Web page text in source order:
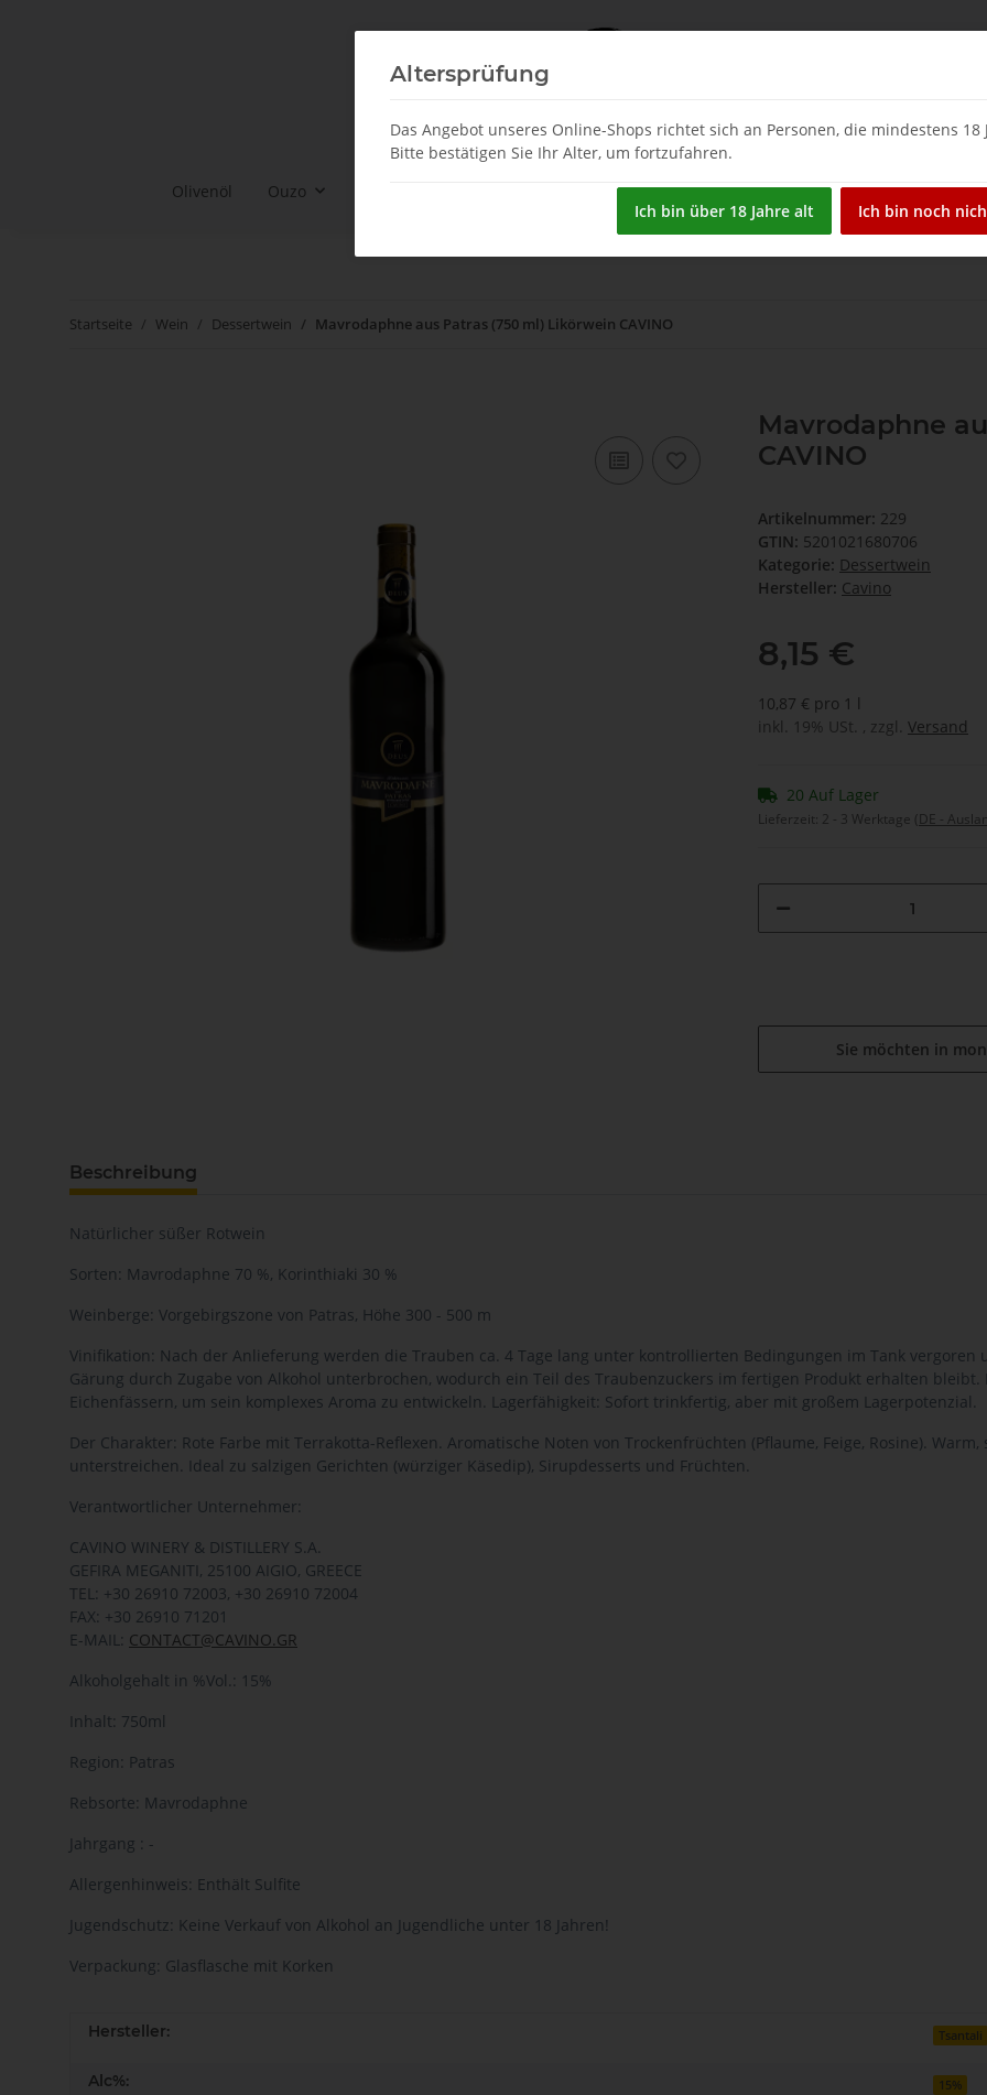
Olivenöl Ouzo Spirituosen Tsipouro & Tsikoudia
Startseite Wein Dessertwein Mavrodaphne aus Patras (750 ml) Likörwein CAVINO
Mavrodaphne
CAVINO
Artikelnummer: 229
GTIN: 5201021680706
Kategorie: Dessertwein
Hersteller: Cavino
8,15 €
10,87 € pro 1 l
inkl. 19% USt. , zzgl. Versand
20 Auf Lager
Lieferzeit: 2 - 3 Werktage (DE -
Sie möchten in
Beschreibung
Natürlicher süßer Rotwein
Sorten: Mavrodaphne 70 %, Korinthiaki 30 %
Weinberge: Vorgebirgszone von Patras, Höhe 300 - 500 m
Vinifikation: Nach der Anlieferung werden die Trauben ca. 4 Tage lang unter kontrollierten Bedingungen im Tank
Gärung durch Zugabe von Alkohol unterbrochen, wodurch ein Teil des Traubenzuckers im fertigen Produkt erhalten
Eichenfässern, um sein komplexes Aroma zu entwickeln. Lagerfähigkeit: Sofort trinkfertig, aber mit großem Lagerpotenzial.
Der Charakter: Rote Farbe mit Terrakotta-Reflexen. Aromatische Noten von Trockenfrüchten (Pflaume, Feige, Rosine).
unterstreichen. Ideal zu salzigen Gerichten (würziger Käsedip), Sirupdesserts und Früchten.
Verantwortlicher Unternehmer:
CAVINO WINERY & DISTILLERY S.A.
GEFIRA MEGANITI, 25100 AIGIO, GREECE
TEL: +30 26910 72003, +30 26910 72004
FAX: +30 26910 71201
E-MAIL: CONTACT@CAVINO.GR
Alkoholgehalt in %Vol.: 15%
Inhalt: 750ml
Region: Patras
Rebsorte: Mavrodaphne
Jahrgang : -
Allergenhinweis: Enthält Sulfite
Jugendschutz: Keine Verkauf von Alkohol an Jugendliche unter 18 Jahren!
Verpackung: Glasflasche mit Korken
Hersteller: Tsantali
Alc%: 15%
Altersprüfung
Das Angebot unseres Online-Shops richtet sich an Personen, die mindestens 18
Bitte bestätigen Sie Ihr Alter, um fortzufahren.
Ich bin über 18 Jahre alt Ich bin noch